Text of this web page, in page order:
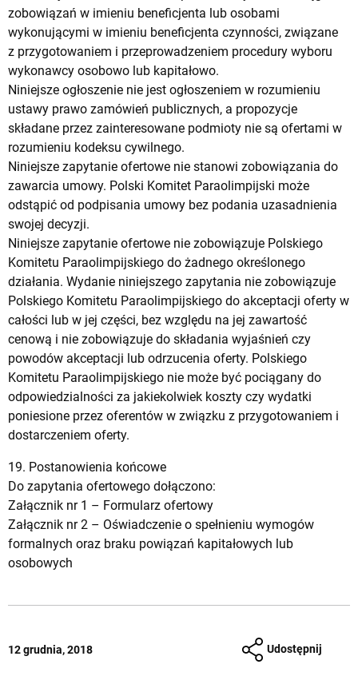
zobowiązań w imieniu beneficjenta lub osobami
wykonującymi w imieniu beneficjenta czynności, związane
z przygotowaniem i przeprowadzeniem procedury wyboru
wykonawcy osobowo lub kapitałowo.
Niniejsze ogłoszenie nie jest ogłoszeniem w rozumieniu
ustawy prawo zamówień publicznych, a propozycje
składane przez zainteresowane podmioty nie są ofertami w
rozumieniu kodeksu cywilnego.
Niniejsze zapytanie ofertowe nie stanowi zobowiązania do
zawarcia umowy. Polski Komitet Paraolimpijski może
odstąpić od podpisania umowy bez podania uzasadnienia
swojej decyzji.
Niniejsze zapytanie ofertowe nie zobowiązuje Polskiego
Komitetu Paraolimpijskiego do żadnego określonego
działania. Wydanie niniejszego zapytania nie zobowiązuje
Polskiego Komitetu Paraolimpijskiego do akceptacji oferty w
całości lub w jej części, bez względu na jej zawartość
cenową i nie zobowiązuje do składania wyjaśnień czy
powodów akceptacji lub odrzucenia oferty. Polskiego
Komitetu Paraolimpijskiego nie może być pociągany do
odpowiedzialności za jakiekolwiek koszty czy wydatki
poniesione przez oferentów w związku z przygotowaniem i
dostarczeniem oferty.
19. Postanowienia końcowe
Do zapytania ofertowego dołączono:
Załącznik nr 1 – Formularz ofertowy
Załącznik nr 2 – Oświadczenie o spełnieniu wymogów
formalnych oraz braku powiązań kapitałowych lub
osobowych
12 grudnia, 2018 Udostępnij